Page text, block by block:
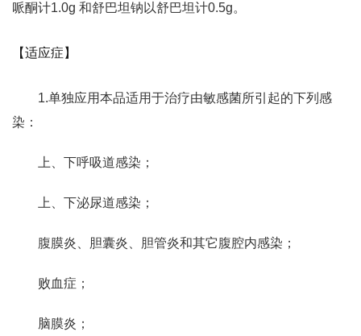
哌酮计1.0g 和舒巴坦钠以舒巴坦计0.5g。
【适应症】
1.单独应用本品适用于治疗由敏感菌所引起的下列感
染：
上、下呼吸道感染；
上、下泌尿道感染；
腹膜炎、胆囊炎、胆管炎和其它腹腔内感染；
败血症；
脑膜炎；